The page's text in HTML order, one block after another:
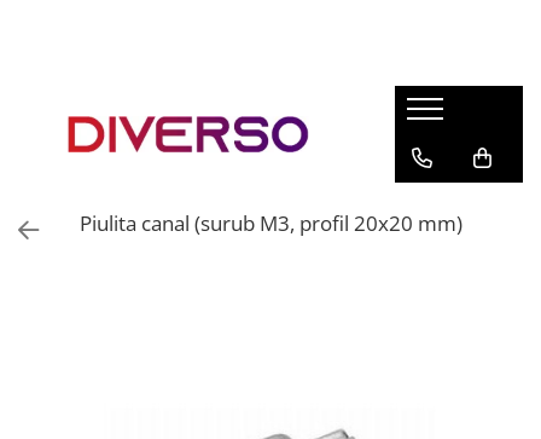
ASA
Piulita canal (surub M3, profil 20x20 mm)